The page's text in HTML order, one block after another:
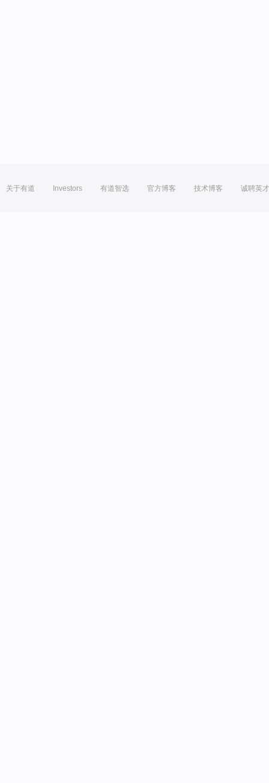
关于有道 Investors 有道智选 官方博客 技术博客 诚聘英才